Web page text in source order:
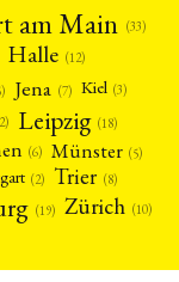
am Main (33)
Halle (12)
Jena (7) Kiel (3)
Leipzig (18)
(6) Münster (5)
(2) Trier (8)
(19) Zürich (10)